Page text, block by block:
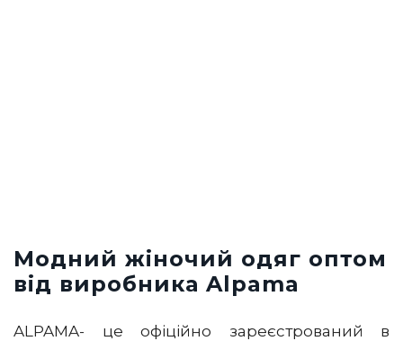
Модний жіночий одяг оптом
від виробника Alpama
ALPAMA- це офіційно зареєстрований в